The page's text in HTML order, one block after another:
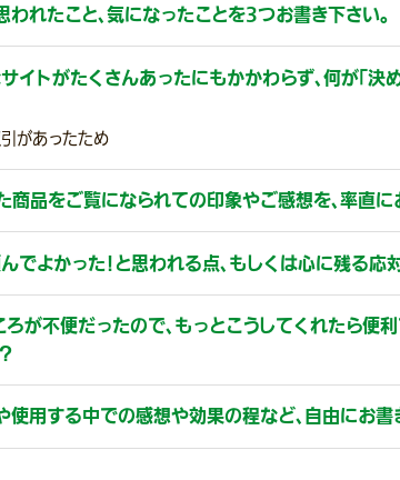
われたこと、気になったことを3つお書き下さい。
イトがたくさんあったにもかかわらず、何が「
があったため
商品をご覧になられての印象やご感想を、率直に
でよかった！と思われる点、もしくは心に残る
ろが不便だったので、もっとこうしてくれたら便
使用する中での感想や効果の程など、自由にお書